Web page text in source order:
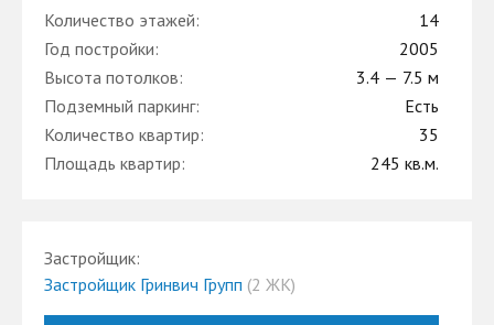
Количество этажей:
14
Год постройки:
2005
Высота потолков:
3.4 — 7.5 м
Подземный паркинг:
Есть
Количество квартир:
35
Площадь квартир:
245 кв.м.
Застройщик:
Застройщик Гринвич Групп (2 ЖК)